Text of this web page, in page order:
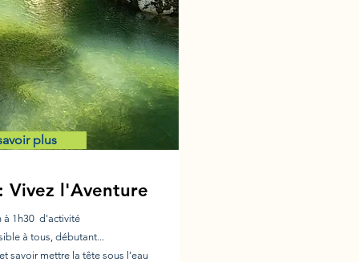
plus
Vivez l'Aventure
à 1h30 d'activité
à tous, débutant...
savoir mettre la tête sous l’eau